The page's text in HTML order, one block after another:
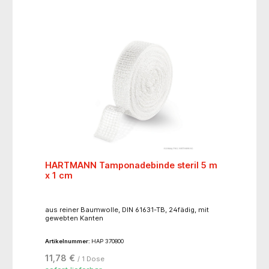
HARTMANN Tamponadebinde steril 5 m
x 1 cm
aus reiner Baumwolle, DIN 61631-TB, 24fädig, mit
gewebten Kanten
Artikelnummer: HAP 370800
11,78 € / 1 Dose